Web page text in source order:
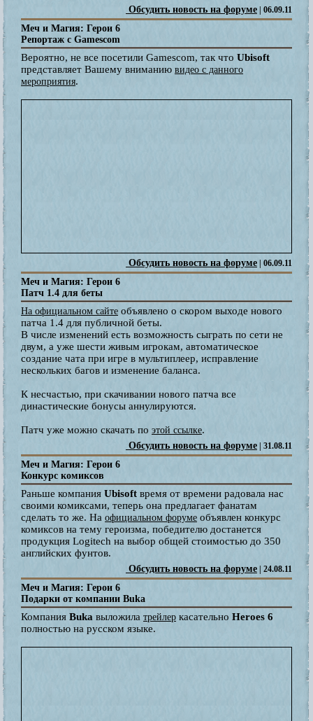
Обсудить новость на форуме | 06.09.11
Меч и Магия: Герои 6
Репортаж с Gamescom
Вероятно, не все посетили Gamescom, так что Ubisoft
представляет Вашему вниманию видео с данного
мероприятия.
Обсудить новость на форуме | 06.09.11
Меч и Магия: Герои 6
Патч 1.4 для беты
На официальном сайте объявлено о скором выходе нового
патча 1.4 для публичной беты.
В числе изменений есть возможность сыграть по сети не
двум, а уже шести живым игрокам, автоматическое
создание чата при игре в мультиплеер, исправление
нескольких багов и изменение баланса.
К несчастью, при скачивании нового патча все
династические бонусы аннулируются.
Патч уже можно скачать по этой ссылке.
Обсудить новость на форуме | 31.08.11
Меч и Магия: Герои 6
Конкурс комиксов
Раньше компания Ubisoft время от времени радовала нас
своими комиксами, теперь она предлагает фанатам
сделать то же. На официальном форуме объявлен конкурс
комиксов на тему героизма, победителю достанется
продукция Logitech на выбор общей стоимостью до 350
английских фунтов.
Обсудить новость на форуме | 24.08.11
Меч и Магия: Герои 6
Подарки от компании Buka
Компания Buka выложила трейлер касательно Heroes 6
полностью на русском языке.